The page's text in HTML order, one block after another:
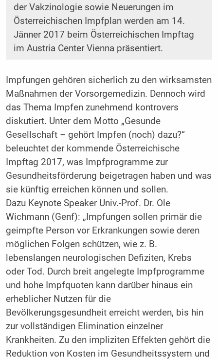
der Vakzinologie sowie Neuerungen im
Österreichischen Impfplan werden am 14.
Jänner 2017 beim Österreichischen Impftag
im Austria Center Vienna präsentiert.
Impfungen gehören sicherlich zu den wirksamsten
Maßnahmen der Vorsorgemedizin. Dennoch wird
das Thema Impfen zunehmend kontrovers
diskutiert. Unter dem Motto „Gesunde
Gesellschaft – gehört Impfen (noch) dazu?“
beleuchtet der kommende Österreichische
Impftag 2017, was Impfprogramme zur
Gesundheitsförderung beigetragen haben und was
sie künftig erreichen können und sollen.
Dazu Keynote Speaker Univ.-Prof. Dr. Ole
Wichmann (Genf): „Impfungen sollen primär die
geimpfte Person vor Erkrankungen sowie deren
möglichen Folgen schützen, wie z. B.
lebenslangen neurologischen Defiziten, Krebs
oder Tod. Durch breit angelegte Impfprogramme
und hohe Impfquoten kann darüber hinaus ein
erheblicher Nutzen für die
Bevölkerungsgesundheit erreicht werden, bis hin
zur vollständigen Elimination einzelner
Krankheiten. Zu den impliziten Effekten gehört die
­Reduktion von Kosten im Gesundheitssystem und